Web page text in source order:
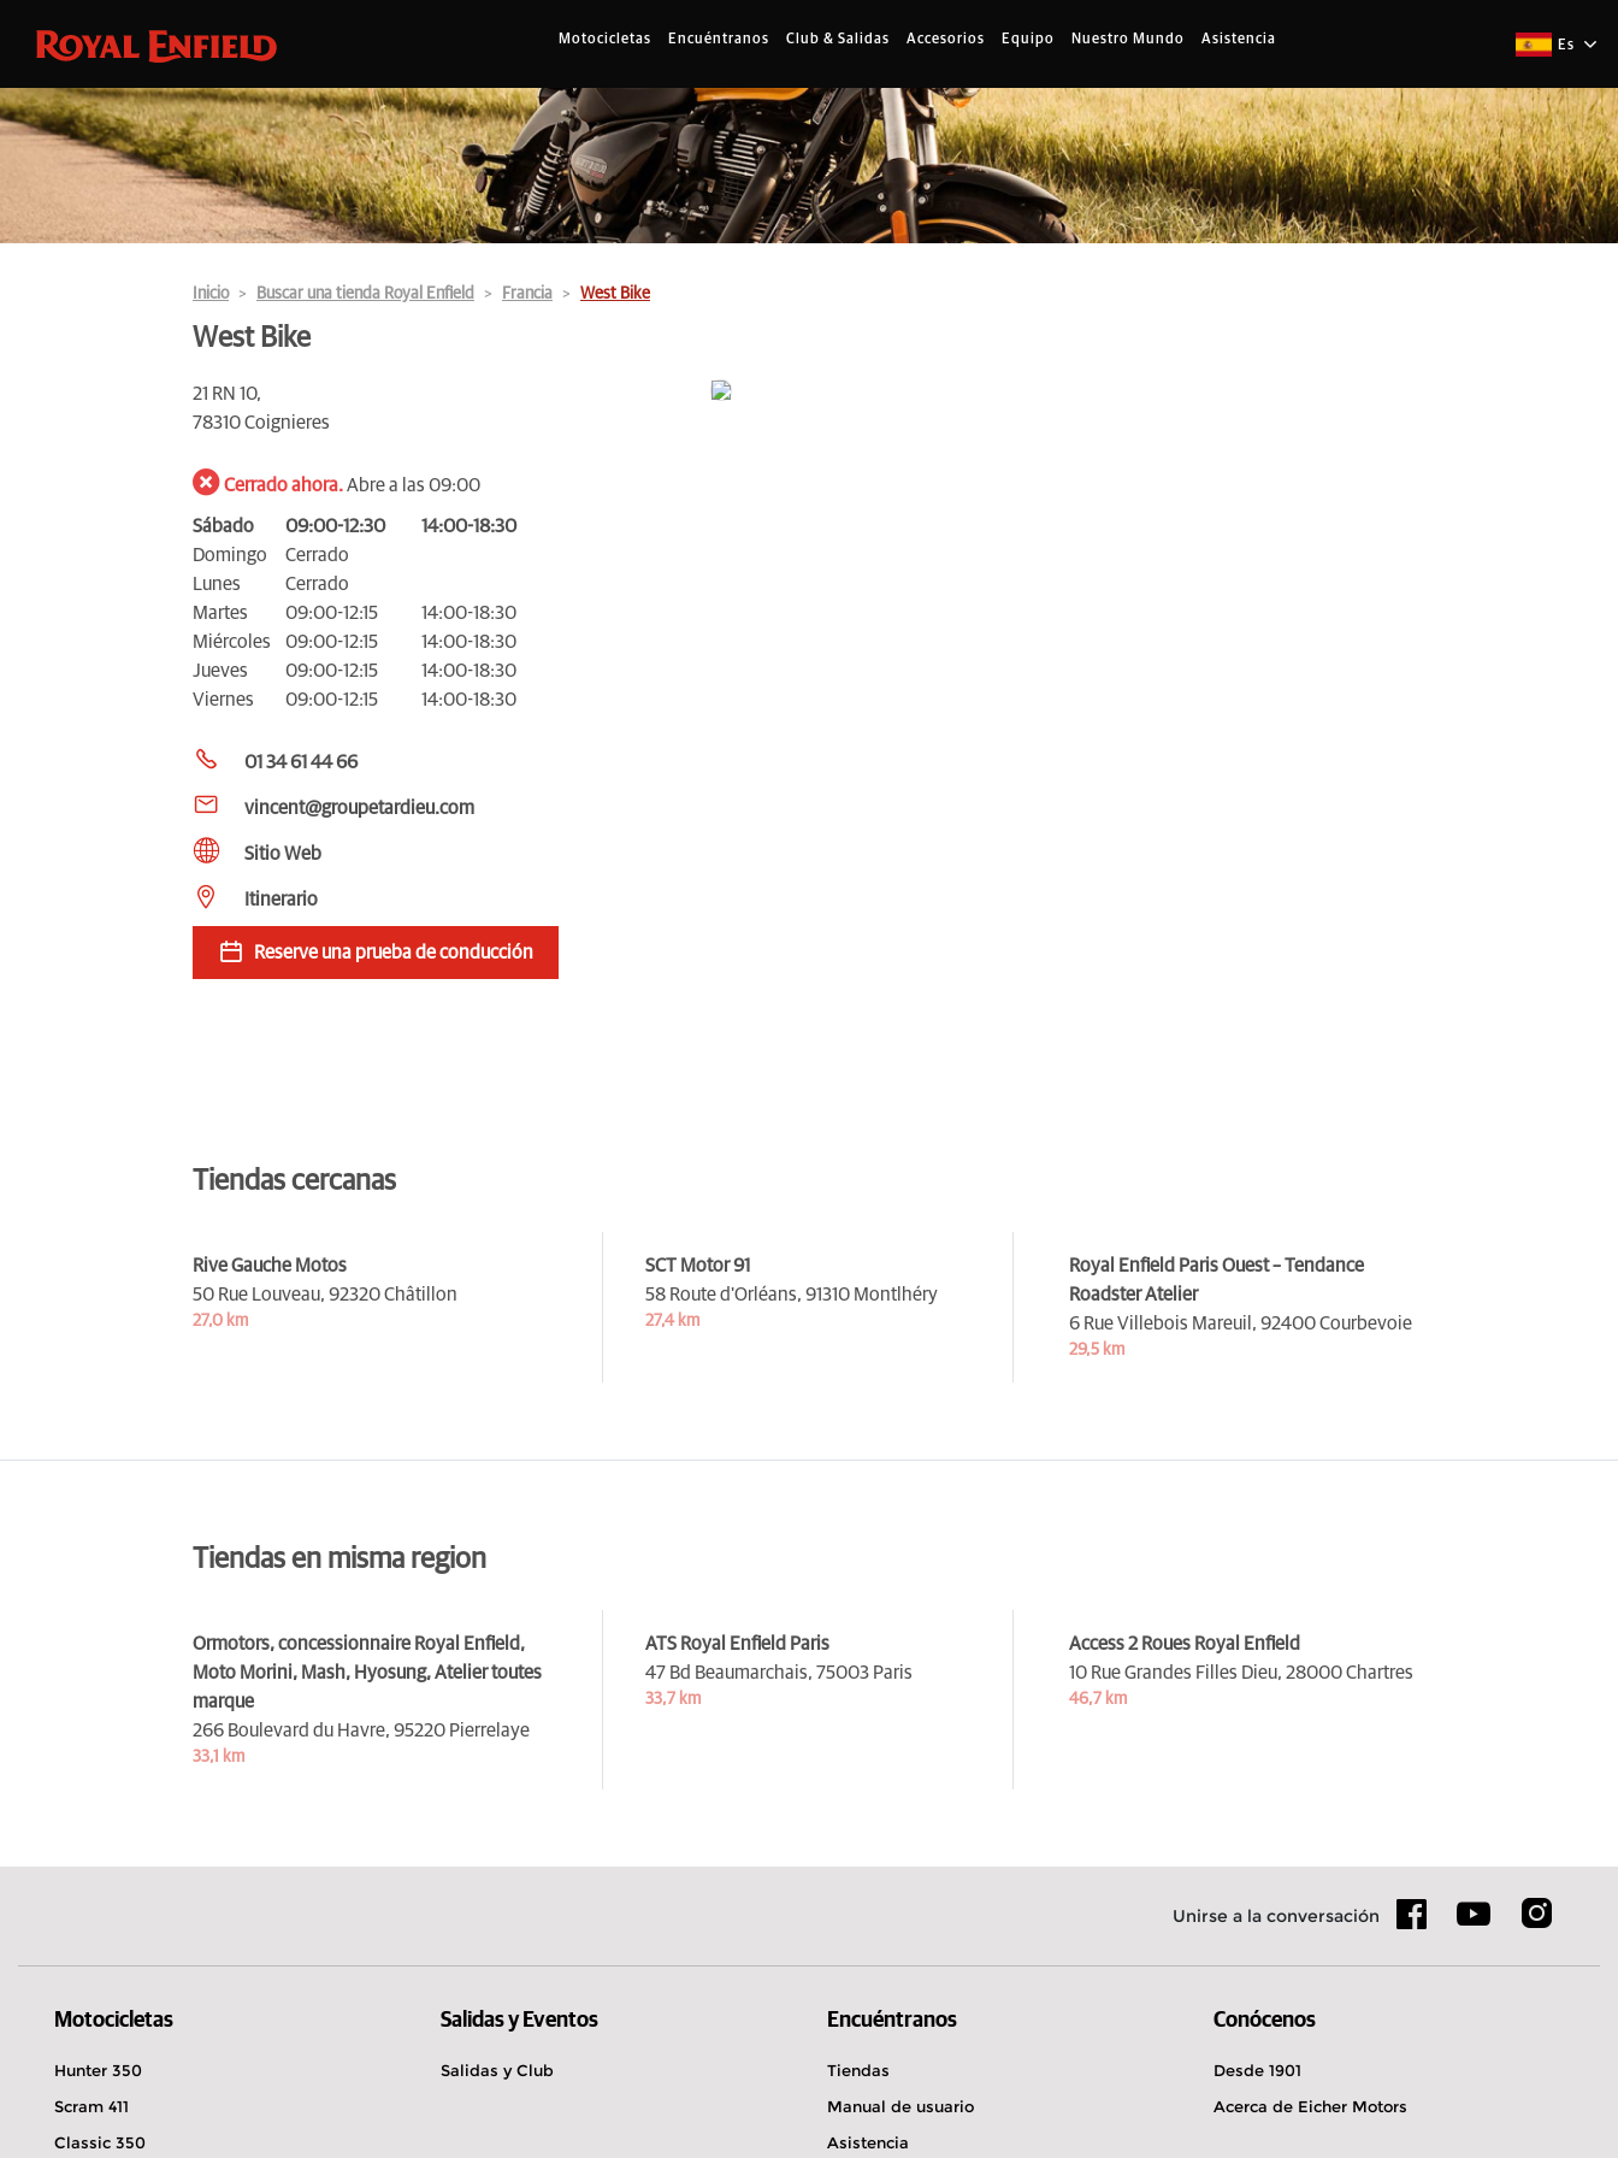
Motocicletas Encuéntranos Club & Salidas Accesorios Equipo Nuestro Mundo Asistencia Es
Inicio Buscar una tienda Royal Enfield Francia West Bike
West Bike
21 RN 10,
78310 Coignieres
Cerrado ahora.Abre a las 09:00
Sábado 09:00-12:30
14:00-18:30
Domingo
Cerrado
Lunes
Cerrado
Martes
09:00-12:15
14:00-18:30
Miércoles
09:00-12:15
14:00-18:30
Jueves
09:00-12:15
14:00-18:30
Viernes
09:00-12:15 14:00-18:30
01 34 61 44 66
vincent@groupetardieu.com
Sitio Web
Itinerario
Reserve una prueba de conducción
Tiendas cercanas
Rive Gauche Motos
50 Rue Louveau, 92320 Châtillon
27,0 km
SCT Motor 91
58 Route d'Orléans, 91310 Montlhéry
27,4 km
Royal Enfield Paris Ouest – Tendance
Roadster Atelier
6 Rue Villebois Mareuil, 92400 Courbevoie
29,5 km
Tiendas en misma region
Ormotors, concessionnaire Royal Enfield,
Moto Morini, Mash, Hyosung, Atelier toutes
marque
266 Boulevard du Havre, 95220 Pierrelaye
33,1 km
ATS Royal Enfield Paris
47 Bd Beaumarchais, 75003 Paris
33,7 km
Access 2 Roues Royal Enfield
10 Rue Grandes Filles Dieu, 28000 Chartres
46,7 km
Unirse a la conversación
Motocicletas
Hunter 350
Scram 411
Classic 350
Salidas y Eventos
Salidas y Club
Encuéntranos
Tiendas
Manual de usuario
Asistencia
Conócenos
Desde 1901
Acerca de Eicher Motors